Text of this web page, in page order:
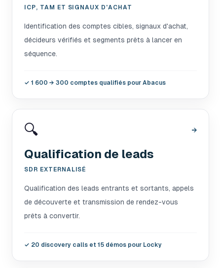
ICP, TAM ET SIGNAUX D'ACHAT
Identification des comptes cibles, signaux d'achat,
décideurs vérifiés et segments prêts à lancer en
séquence.
✓ 1 600 → 300 comptes qualifiés pour Abacus
🔍 →
Qualification de leads
SDR EXTERNALISÉ
Qualification des leads entrants et sortants, appels
de découverte et transmission de rendez-vous
prêts à convertir.
✓ 20 discovery calls et 15 démos pour Locky